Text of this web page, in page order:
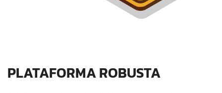
PLATAFORMA ROBUSTA